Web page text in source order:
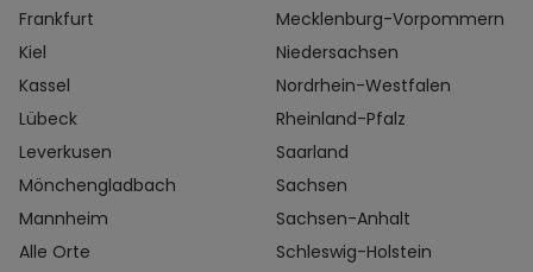
Frankfurt
Kiel
Kassel
Lübeck
Leverkusen
Mönchengladbach
Mannheim
Alle Orte
Mecklenburg-Vorpommern
Niedersachsen
Nordrhein-Westfalen
Rheinland-Pfalz
Saarland
Sachsen
Sachsen-Anhalt
Schleswig-Holstein